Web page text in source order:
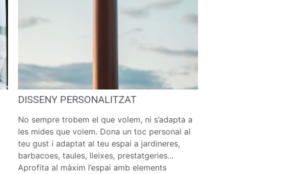
DISSENY PERSONALITZAT
No sempre trobem el que volem, ni s’adapta a
les mides que volem. Dona un toc personal al
teu gust i adaptat al teu espai a jardineres,
barbacoes, taules, lleixes, prestatgeries...
Aprofita al màxim l’espai amb elements